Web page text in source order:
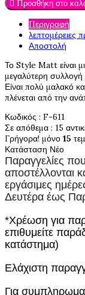
 Προσθήκη στο
Περιγραφή
λεπτομέρειες
Αποστολή
Το Style Matt είναι
μεγαλύτερη συλλογή
Είναι πολύ μαλακό
πλένεται από την
Κωδικός : F-611
Σε απόθεμα : 15
Γρήγορα! μόνο 15
Κατάσταση Νέο
Παραγγελίες
αποστέλλονται
εργάσιμες
Δευτέρα έως
*Χρέωση για
επιθυμείτε
κατάστημα)
Ελάχιστη
Για